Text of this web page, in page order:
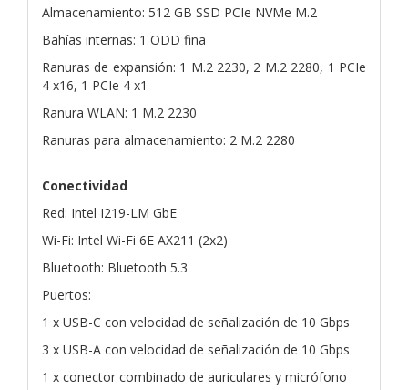
Almacenamiento: 512 GB SSD PCIe NVMe M.2
Bahías internas: 1 ODD fina
Ranuras de expansión: 1 M.2 2230, 2 M.2 2280, 1 PCIe
4 x16, 1 PCIe 4 x1
Ranura WLAN: 1 M.2 2230
Ranuras para almacenamiento: 2 M.2 2280
Conectividad
Red: Intel I219-LM GbE
Wi-Fi: Intel Wi-Fi 6E AX211 (2x2)
Bluetooth: Bluetooth 5.3
Puertos:
1 x USB-C con velocidad de señalización de 10 Gbps
3 x USB-A con velocidad de señalización de 10 Gbps
1 x conector combinado de auriculares y micrófono